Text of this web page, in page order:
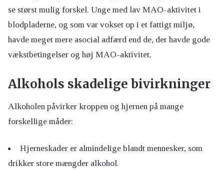
se størst mulig forskel. Unge med lav MAO-aktivitet i
blodpladerne, og som var vokset op i et fattigt miljø,
havde meget mere asocial adfærd end de, der havde gode
vækstbetingelser og høj MAO-aktivitet.
Alkohols skadelige bivirkninger
Alkoholen påvirker kroppen og hjernen på mange
forskellige måder:
Hjerneskader er almindelige blandt mennesker, som
drikker store mængder alkohol.